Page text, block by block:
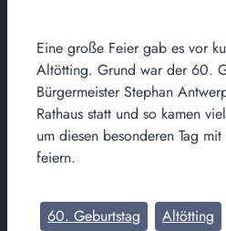
Eine große Feier gab es vor
Altötting. Grund war der 60.
Bürgermeister Stephan
Rathaus statt und so kamen
um diesen besonderen Tag
feiern.
60. Geburtstag Altötting